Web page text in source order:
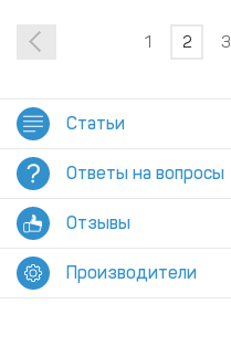
1 2 3
Статьи
Ответы на вопросы
Отзывы
Производители